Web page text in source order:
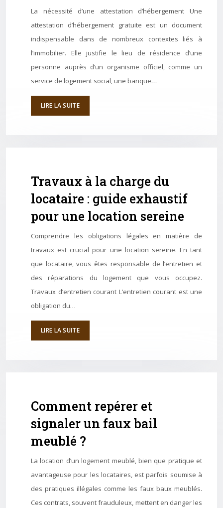
La nécessité d’une attestation d’hébergement Une
attestation d’hébergement gratuite est un document
indispensable dans de nombreux contextes liés à
l’immobilier. Elle justifie le lieu de résidence d’une
personne auprès d’un organisme officiel, comme un
service de logement social, une banque…
LIRE LA SUITE
Travaux à la charge du
locataire : guide exhaustif
pour une location sereine
Comprendre les obligations légales en matière de
travaux est crucial pour une location sereine. En tant
que locataire, vous êtes responsable de l’entretien et
des réparations du logement que vous occupez.
Travaux d’entretien courant L’entretien courant est une
obligation du…
LIRE LA SUITE
Comment repérer et
signaler un faux bail
meublé ?
La location d’un logement meublé, bien que pratique et
avantageuse pour les locataires, est parfois soumise à
des pratiques illégales comme les faux baux meublés.
Ces contrats, souvent frauduleux, mettent en danger les